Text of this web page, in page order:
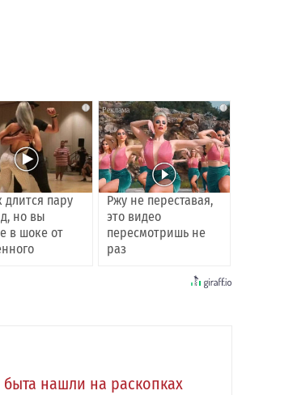
i
длится пару
но вы
в шоке от
i
Ржу не переставая,
это видео
пересмотришь не
раз
нашли на раскопках